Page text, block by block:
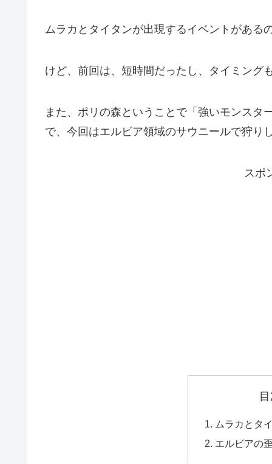
ムラカとタイタンが出現するイベントがある
けど、前回は、短時間だったし、タイミング
また、ポリの森ということで「強いモンス
で、今回はエルビア領域のサウニールで狩り
スポ
ムラカとタ
エルビアの